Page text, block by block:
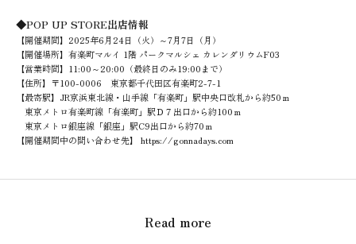
◆POP UP STORE出店情報
【開催期間】2025年6月24日（火）～7月7日（月）
【開催場所】有楽町マルイ 1階 パークマルシェ カレンダリウムF03
【営業時間】11:00～20:00（最終日のみ19:00まで）
【住所】〒100-0006 東京都千代田区有楽町2-7-1
【最寄駅】JR京浜東北線・山手線「有楽町」駅中央口改札から約50ｍ
東京メトロ有楽町線「有楽町」駅Ｄ７出口から約100ｍ
東京メトロ銀座線「銀座」駅C9出口から約70ｍ
【開催期間中の問い合わせ先】 https://gonnadays.com
Read more